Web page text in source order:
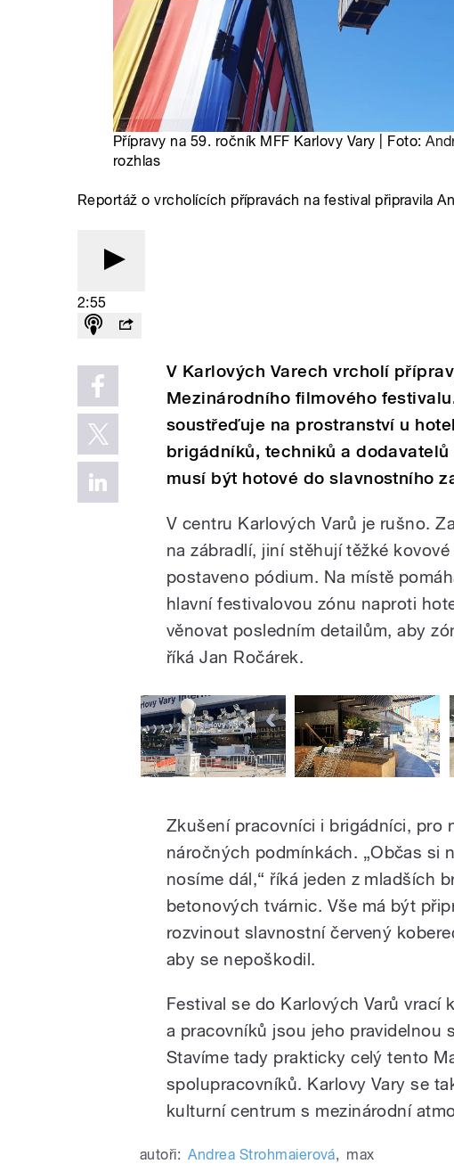
Přípravy na 59. ročník MFF Karlovy Vary | Foto:
rozhlas
Reportáž o vrcholících přípravách na festival připravila
2:55
V Karlových Varech vrcholí
Mezinárodního filmového
soustřeďuje na prostranství u
brigádníků, techniků a
musí být hotové do slavnostního
V centru Karlových Varů je rušno.
na zábradlí, jiní stěhují těžké
postaveno pódium. Na místě
hlavní festivalovou zónu naproti
věnovat posledním detailům, aby
říká Jan Ročárek.
Zkušení pracovníci i brigádníci, pro
náročných podmínkách. „Občas si
nosíme dál,“ říká jeden z mladších
betonových tvárnic. Vše má být
rozvinout slavnostní červený
aby se nepoškodil.
Festival se do Karlových Varů vrací
a pracovníků jsou jeho pravidelnou
Stavíme tady prakticky celý tento
spolupracovníků. Karlovy Vary se
kulturní centrum s mezinárodní
autoři: Andrea Strohmaierová, max